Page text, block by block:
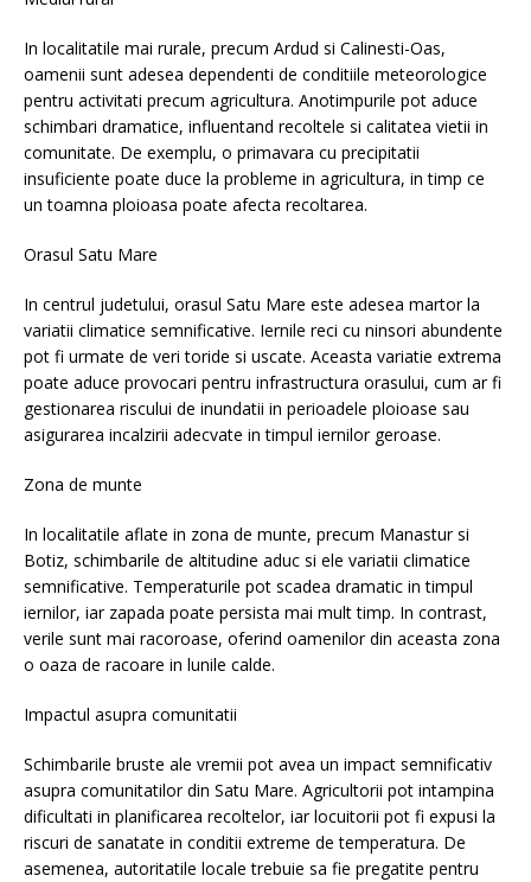
In localitatile mai rurale, precum Ardud si Calinesti-Oas,
oamenii sunt adesea dependenti de conditiile meteorologice
pentru activitati precum agricultura. Anotimpurile pot aduce
schimbari dramatice, influentand recoltele si calitatea vietii in
comunitate. De exemplu, o primavara cu precipitatii
insuficiente poate duce la probleme in agricultura, in timp ce
un toamna ploioasa poate afecta recoltarea.
Orasul Satu Mare
In centrul judetului, orasul Satu Mare este adesea martor la
variatii climatice semnificative. Iernile reci cu ninsori abundente
pot fi urmate de veri toride si uscate. Aceasta variatie extrema
poate aduce provocari pentru infrastructura orasului, cum ar fi
gestionarea riscului de inundatii in perioadele ploioase sau
asigurarea incalzirii adecvate in timpul iernilor geroase.
Zona de munte
In localitatile aflate in zona de munte, precum Manastur si
Botiz, schimbarile de altitudine aduc si ele variatii climatice
semnificative. Temperaturile pot scadea dramatic in timpul
iernilor, iar zapada poate persista mai mult timp. In contrast,
verile sunt mai racoroase, oferind oamenilor din aceasta zona
o oaza de racoare in lunile calde.
Impactul asupra comunitatii
Schimbarile bruste ale vremii pot avea un impact semnificativ
asupra comunitatilor din Satu Mare. Agricultorii pot intampina
dificultati in planificarea recoltelor, iar locuitorii pot fi expusi la
riscuri de sanatate in conditii extreme de temperatura. De
asemenea, autoritatile locale trebuie sa fie pregatite pentru